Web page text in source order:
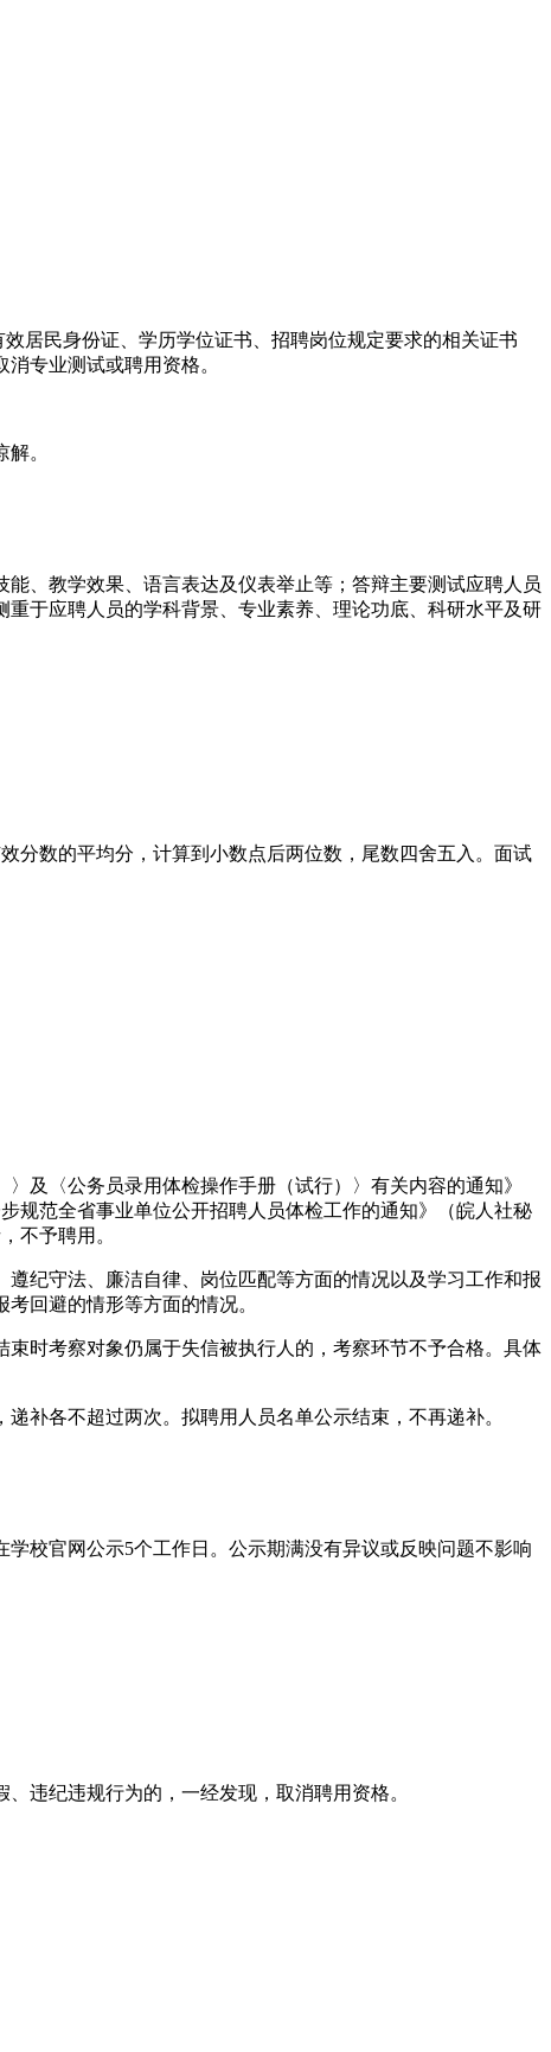
居民身份证、学历学位证书、招聘岗位规定要求的相关证书
专业测试或聘用资格。
。
、教学效果、语言表达及仪表举止等；答辩主要测试应聘人员
于应聘人员的学科背景、专业素养、理论功底、科研水平及研
分数的平均分，计算到小数点后两位数，尾数四舍五入。面试
及〈公务员录用体检操作手册（试行）〉有关内容的通知》
规范全省事业单位公开招聘人员体检工作的通知》（皖人社秘
不予聘用。
纪守法、廉洁自律、岗位匹配等方面的情况以及学习工作和报
回避的情形等方面的情况。
时考察对象仍属于失信被执行人的，考察环节不予合格。具体
补各不超过两次。拟聘用人员名单公示结束，不再递补。
校官网公示5个工作日。公示期满没有异议或反映问题不影响
违纪违规行为的，一经发现，取消聘用资格。